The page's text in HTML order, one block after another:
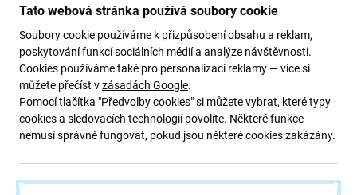
Newsletter Fix
Přihlaste se na pravidelný odběr informací ohledně slev a novinek
z naší nabídky. Zároveň odesláním tohoto formuláře potvrzuji, že
mám více než 16 let
Odebírat
Tato webová stránka používá soubory cookie
Soubory cookie používáme k přizpůsobení obsahu a reklam,
poskytování funkcí sociálních médií a analýze návštěvnosti.
Cookies používáme také pro personalizaci reklamy — více si
můžete přečíst vzásadách Google.
Pomocí tlačítka "Předvolby cookies" si můžete vybrat, které typy
cookies a sledovacích technologií povolíte. Některé funkce
nemusí správně fungovat, pokud jsou některé cookies zakázány.